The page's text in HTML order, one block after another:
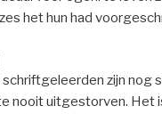
het hun had
schriftgeleerden zijn nog
nooit uitgestorven. Het